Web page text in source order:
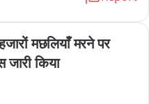
ਘਟਨਾ ਸਮੇਂ ਉਹ ਇਕੱਲਾ ਸੀ।
ਦਾ ਮਾਹੌਲ ਹੈ
मछलियाँ मरने पर
जारी किया